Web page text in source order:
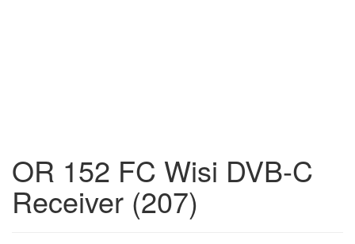
OR 152 FC Wisi DVB-C
Receiver (207)